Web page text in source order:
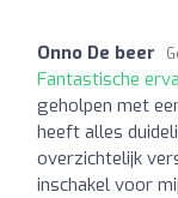
Onno De beer
Fantastische
geholpen met
heeft alles
overzichtelijk
inschakel voor